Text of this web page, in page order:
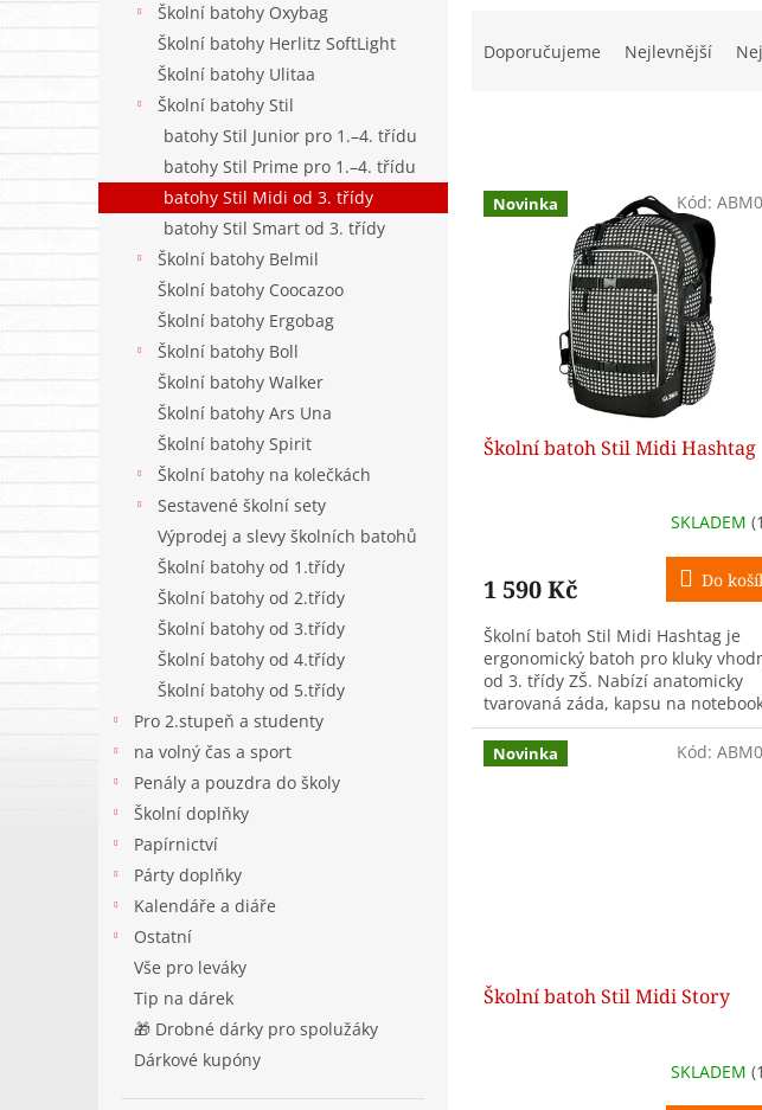
Školní batohy Oxybag
Školní batohy Herlitz SoftLight
Školní batohy Ulitaa
Školní batohy Stil
batohy Stil Junior pro 1.–4. třídu
batohy Stil Prime pro 1.–4. třídu
batohy Stil Midi od 3. třídy
batohy Stil Smart od 3. třídy
Školní batohy Belmil
Školní batohy Coocazoo
Školní batohy Ergobag
Školní batohy Boll
Školní batohy Walker
Školní batohy Ars Una
Školní batohy Spirit
Školní batohy na kolečkách
Sestavené školní sety
Výprodej a slevy školních batohů
Školní batohy od 1.třídy
Školní batohy od 2.třídy
Školní batohy od 3.třídy
Školní batohy od 4.třídy
Školní batohy od 5.třídy
Pro 2.stupeň a studenty
na volný čas a sport
Penály a pouzdra do školy
Školní doplňky
Papírnictví
Párty doplňky
Kalendáře a diáře
Ostatní
Vše pro leváky
Tip na dárek
🎁 Drobné dárky pro spolužáky
Dárkové kupóny
Doporučujeme Nejlevnější
V
k
Novinka
Školní batoh Stil Midi Hashtag
SKLADEM
1 590 Kč Do
Školní batoh Stil Midi Hashtag je
ergonomický batoh pro kluky
od 3. třídy ZŠ. Nabízí anatomicky
tvarovaná záda, kapsu na
komory, objem 26 l a hmotnost
pouze...
Kód:
Novinka
Školní batoh Stil Midi Story
SKLADEM
Kód: